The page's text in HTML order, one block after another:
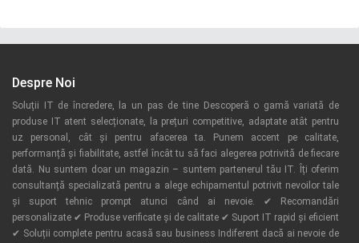
Despre Noi
Soluții IT de încredere, la un pas de tine Descoperă o gamă variată de
produse IT atent selecționate, la prețuri competitive, adaptate atât pentru
uz personal, cât și pentru afacerea ta. Punem accent pe calitate,
performanță și fiabilitate, astfel încât tu să faci alegerea potrivită de fiecare
dată. Nu suntem doar un magazin – suntem partenerul tău IT. Îți oferim
consultanță specializată pentru a alege echipamentul potrivit nevoilor tale
și suport tehnic prompt atunci când ai nevoie. ✔ Recomandări
personalizate ✔ Produse verificate și de calitate ✔ Suport IT rapid și eficient
✔ Soluții complete pentru acasă sau business Indiferent dacă ai nevoie de